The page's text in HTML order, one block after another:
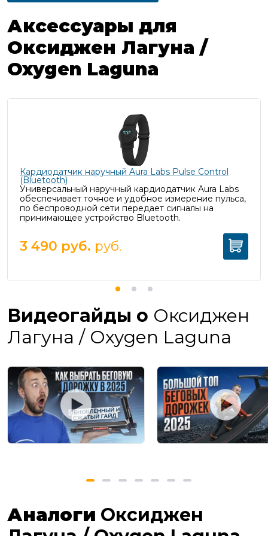
Аксессуары для
Оксиджен Лагуна /
Oxygen Laguna
Кардиодатчик наручный Aura Labs Pulse Control
(Bluetooth)
Универсальный наручный кардиодатчик Aura Labs
обеспечивает точное и удобное измерение пульса,
по беспроводной сети передает сигналы на
принимающее устройство Bluetooth.
3 490 руб. руб.
Видеогайды о Оксиджен
Лагуна / Oxygen Laguna
Аналоги Оксиджен